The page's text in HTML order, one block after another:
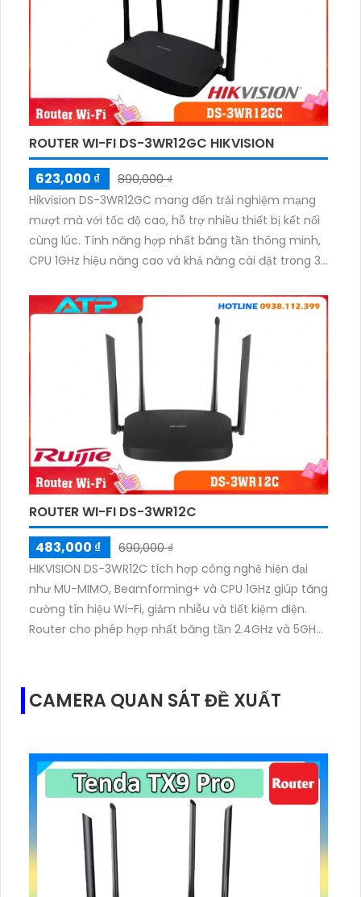
ROUTER WI-FI DS-3WR12GC HIKVISION
623,000 ₫
890,000 ₫
Hikvision DS-3WR12GC mang đến trải nghiệm mạng
mượt mà với tốc độ cao, hỗ trợ nhiều thiết bị kết nối
cùng lúc. Tính năng hợp nhất băng tần thông minh,
CPU 1GHz hiệu năng cao và khả năng cài đặt trong 30
giao thức mạng, SSID riêng cho khách và tiết kiệm
điện năng.
ROUTER WI-FI DS-3WR12C
483,000 ₫
690,000 ₫
HIKVISION DS-3WR12C tích hợp công nghệ hiện đại
như MU-MIMO, Beamforming+ và CPU 1GHz giúp tăng
cường tín hiệu Wi-Fi, giảm nhiễu và tiết kiệm điện.
Router cho phép hợp nhất băng tần 2.4GHz và 5GHz
và ổn định.
CAMERA QUAN SÁT ĐỀ XUẤT